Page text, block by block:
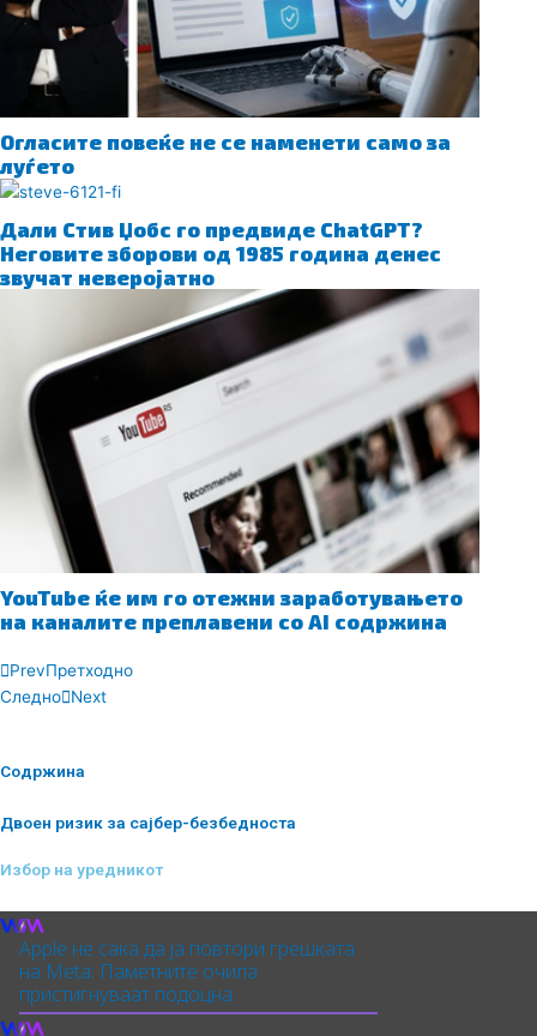
Огласите повеќе не се наменети само за
луѓето
Дали Стив Џобс го предвиде ChatGPT?
Неговите зборови од 1985 година денес
звучат неверојатно
YouTube ќе им го отежни заработувањето
на каналите преплавени со AI содржина
PrevПретходно
Следно Next
Содржина
Двоен ризик за сајбер-безбедноста
Избор на уредникот
Apple не сака да ја повтори грешката
на Meta: Паметните очила
пристигнуваат подоцна